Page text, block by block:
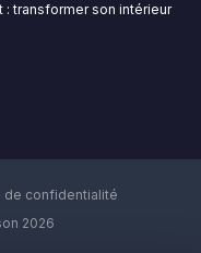
transformer son intérieur
de confidentialité
2026